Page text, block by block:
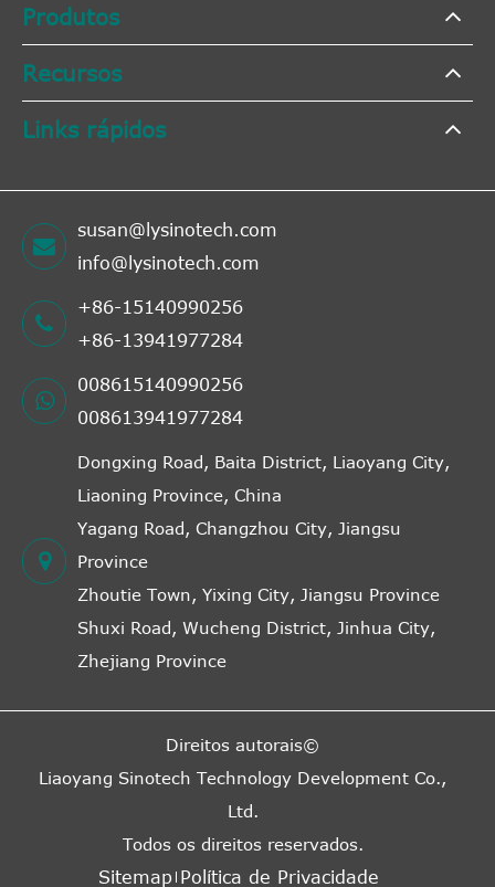
Produtos
Recursos
Links rápidos
susan@lysinotech.com
info@lysinotech.com
+86-15140990256
+86-13941977284
008615140990256
008613941977284
Dongxing Road, Baita District, Liaoyang City,
Liaoning Province, China
Yagang Road, Changzhou City, Jiangsu
Province
Zhoutie Town, Yixing City, Jiangsu Province
Shuxi Road, Wucheng District, Jinhua City,
Zhejiang Province
Direitos autorais©
Liaoyang Sinotech Technology Development Co.,
Ltd.
Todos os direitos reservados.
Sitemap Política de Privacidade